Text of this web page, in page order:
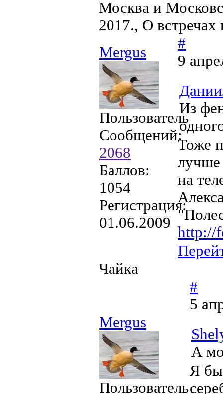
Москва и
2017., О
Mergus
Пользователь
Сообщений:
2068
Баллов:
1054
Регистрация:
01.06.2009
#
9
Из
Тоже
лучше
на
http://
Чайка
Mergus
Пользователь
#
5
А
Я бы